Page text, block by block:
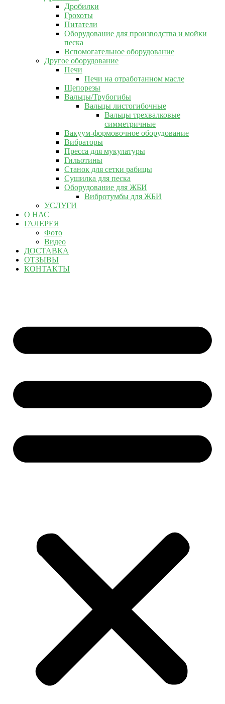
Дробилки
Грохоты
Питатели
Оборудование для производства и мойки
песка
Вспомогательное оборудование
Другое оборудование
Печи
Печи на отработанном масле
Щепорезы
Вальцы/Трубогибы
Вальцы листогибочные
Вальцы трехвалковые
симметричные
Вакуум-формовочное оборудование
Вибраторы
Пресса для мукулатуры
Гильотины
Станок для сетки рабицы
Сушилка для песка
Оборудование для ЖБИ
Вибротумбы для ЖБИ
УСЛУГИ
О НАС
ГАЛЕРЕЯ
Фото
Видео
ДОСТАВКА
ОТЗЫВЫ
КОНТАКТЫ